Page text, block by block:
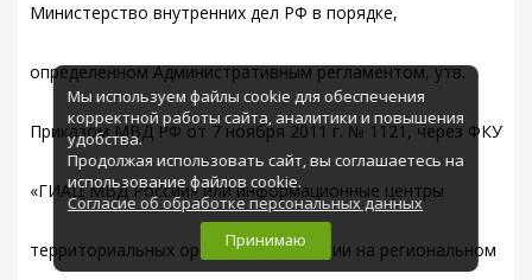
Министерство внутренних дел РФ в порядке,
определенном Административным регламентом, утв.
Приказом МВД РФ от 7 ноября 2011 г. № 1121, через ФКУ
«ГИАЦ МВД России» или информационные центры
территориальных органов МВД России на региональном
Мы используем файлы cookie для обеспечения
корректной работы сайта, аналитики и повышения
удобства.
Продолжая использовать сайт, вы соглашаетесь на
использование файлов cookie.
Согласие об обработке персональных данных
Принимаю